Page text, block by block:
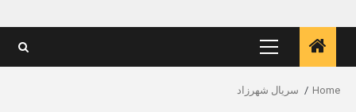
Primary
Menu
Home سریال شهرزاد